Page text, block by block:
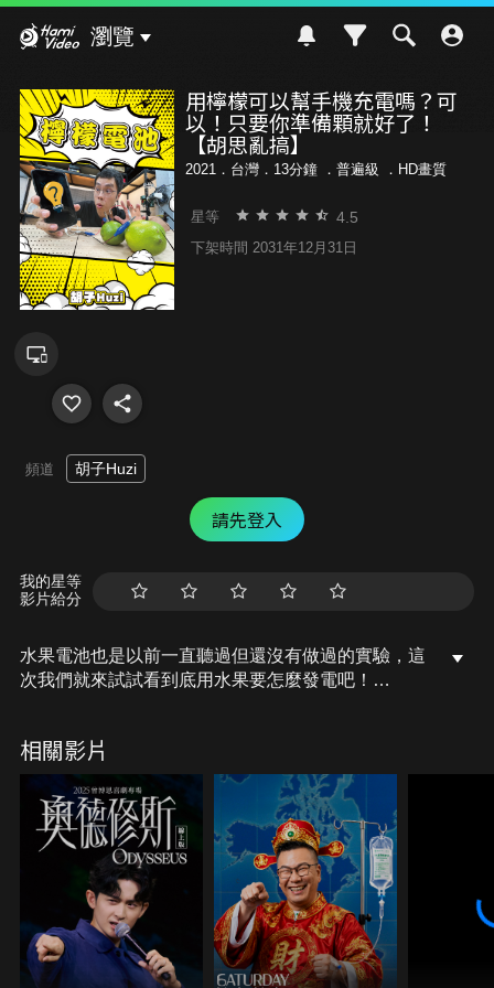
瀏覽
用檸檬可以幫手機充電嗎？可
以！只要你準備顆就好了！
【胡思亂搞】
2021．台灣．13分鐘 ． 普遍級 ．HD畫質
星等 4.5
下架時間 2031年12月31日
頻道 胡子Huzi
請先登入
我的星等
影片給分
水果電池也是以前一直聽過但還沒有做過的實驗，這
次我們就來試試看到底用水果要怎麼發電吧！
相關影片